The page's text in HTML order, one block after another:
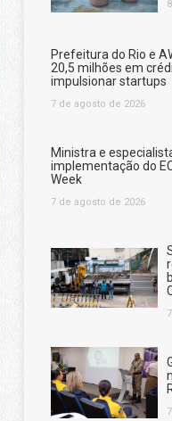
Prefeitura do Rio e
20,5 milhões em
impulsionar startups
7 de agosto de 2026
Ministra e
implementação do
Week
7 de agosto de 2026